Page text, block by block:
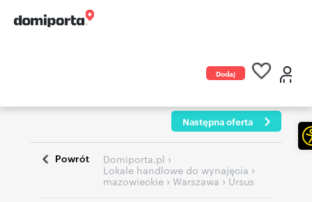
Dodaj
Następna oferta
Powrót Domiporta.pl ›
Lokale handlowe do wynajęcia ›
mazowieckie › Warszawa ›Ursus